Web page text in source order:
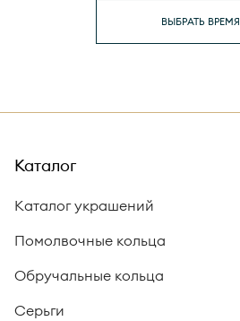
ВЫБРАТЬ ВРЕМЯ
Каталог
Каталог украшений
Помолвочные кольца
Обручальные кольца
Серьги